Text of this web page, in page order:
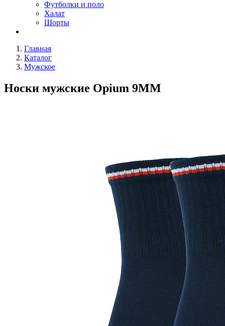
Футболки и поло
Халат
Шорты
Главная
Каталог
Мужское
Носки мужские Opium 9MM